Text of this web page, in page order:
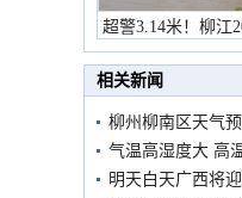
超警3.14米！柳江
市民在
相关新闻
柳州柳南区天气
气温高湿度大 高
明天白天广西将